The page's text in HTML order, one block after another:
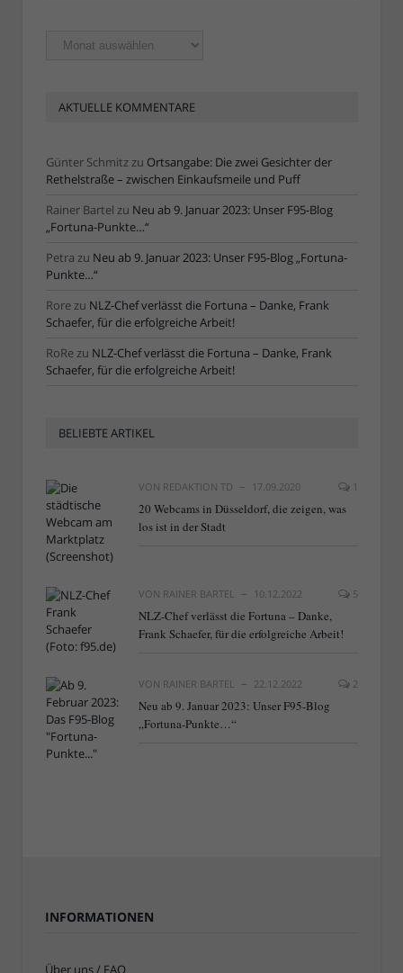
Ältere
Artikel
AKTUELLE KOMMENTARE
Günter Schmitzzu Ortsangabe: Die zwei Gesichter der
Rethelstraße – zwischen Einkaufsmeile und Puff
Rainer Bartel zu Neu ab 9. Januar 2023: Unser F95-Blog
„Fortuna-Punkte…“
Petra zu Neu ab 9. Januar 2023: Unser F95-Blog „Fortuna-
Punkte…“
Rorezu NLZ-Chef verlässt die Fortuna – Danke, Frank
Schaefer, für die erfolgreiche Arbeit!
RoRezu NLZ-Chef verlässt die Fortuna – Danke, Frank
Schaefer, für die erfolgreiche Arbeit!
BELIEBTE ARTIKEL
VON REDAKTION TD 17.09.2020 1
20 Webcams in Düsseldorf, die zeigen, was
los ist in der Stadt
VON RAINER BARTEL 10.12.2022 5
NLZ-Chef verlässt die Fortuna – Danke,
Frank Schaefer, für die erfolgreiche Arbeit!
VON RAINER BARTEL 22.12.2022 2
Neu ab 9. Januar 2023: Unser F95-Blog
„Fortuna-Punkte…“
INFORMATIONEN
Über uns / FAQ